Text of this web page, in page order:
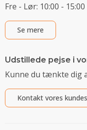
Fre - Lør: 10:00 - 15:00
Se mere
Udstillede pejse i
Kunne du tænkte dig
Kontakt vores